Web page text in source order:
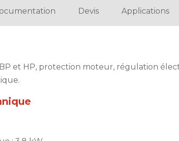
Devis Applications
et HP, protection moteur, régulation